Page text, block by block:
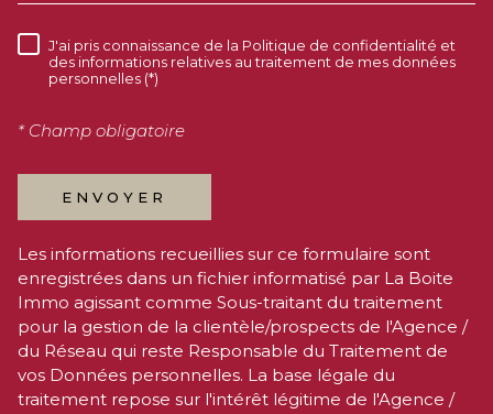
traitement repose sur l'intérêt légitime de l'Agence /
du Réseau. Elles sont conservées jusqu'à demande de
suppression et sont destinées à l'Agence / au Réseau.
vous disposez des droits d’accès, de rectification,
consentement à tout moment en contactant
https://cnil.fr/frpour plus d’informations sur vos droits.
Si vous estimez, après avoir contacté l'Agence / le
Réseau, que vos droits « Informatique et Libertés » ne
sont pas respectés, vous pouvez adresser une
réclamation à la CNIL. Nous vous informons de
l’existence de la liste d'opposition au démarchage
téléphonique « Bloctel », sur laquelle vous pouvez